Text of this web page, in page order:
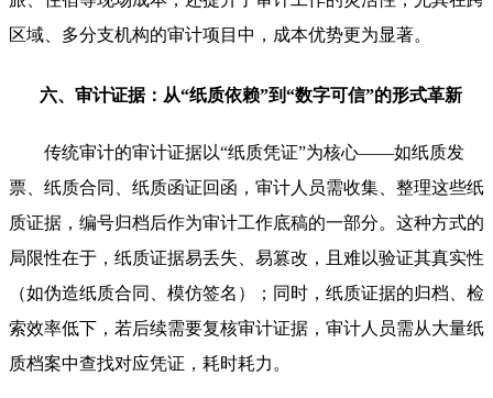
区域、多分支机构的审计项目中，成本优势更为显著。
六、审计证据：从“纸质依赖”到“数字可信”的形式革新
传统审计的审计证据以“纸质凭证”为核心——如纸质发
票、纸质合同、纸质函证回函，审计人员需收集、整理这些纸
质证据，编号归档后作为审计工作底稿的一部分。这种方式的
局限性在于，纸质证据易丢失、易篡改，且难以验证其真实性
（如伪造纸质合同、模仿签名）；同时，纸质证据的归档、检
索效率低下，若后续需要复核审计证据，审计人员需从大量纸
质档案中查找对应凭证，耗时耗力。